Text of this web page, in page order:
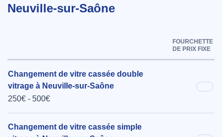
Neuville-sur-Saône
FOURCHETTE
DE PRIX FIXE
Changement de vitre cassée double
vitrage à Neuville-sur-Saône
250€ - 500€
Changement de vitre cassée simple